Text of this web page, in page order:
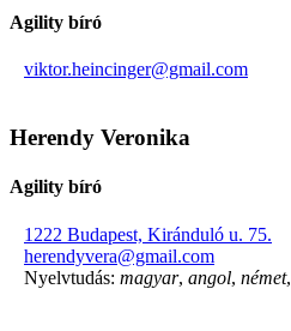
Agility bíró
viktor.heincinger@gmail.com
Herendy Veronika
Agility bíró
1222 Budapest, Kiránduló u. 75.
herendyvera@gmail.com
Nyelvtudás: magyar, angol, német,